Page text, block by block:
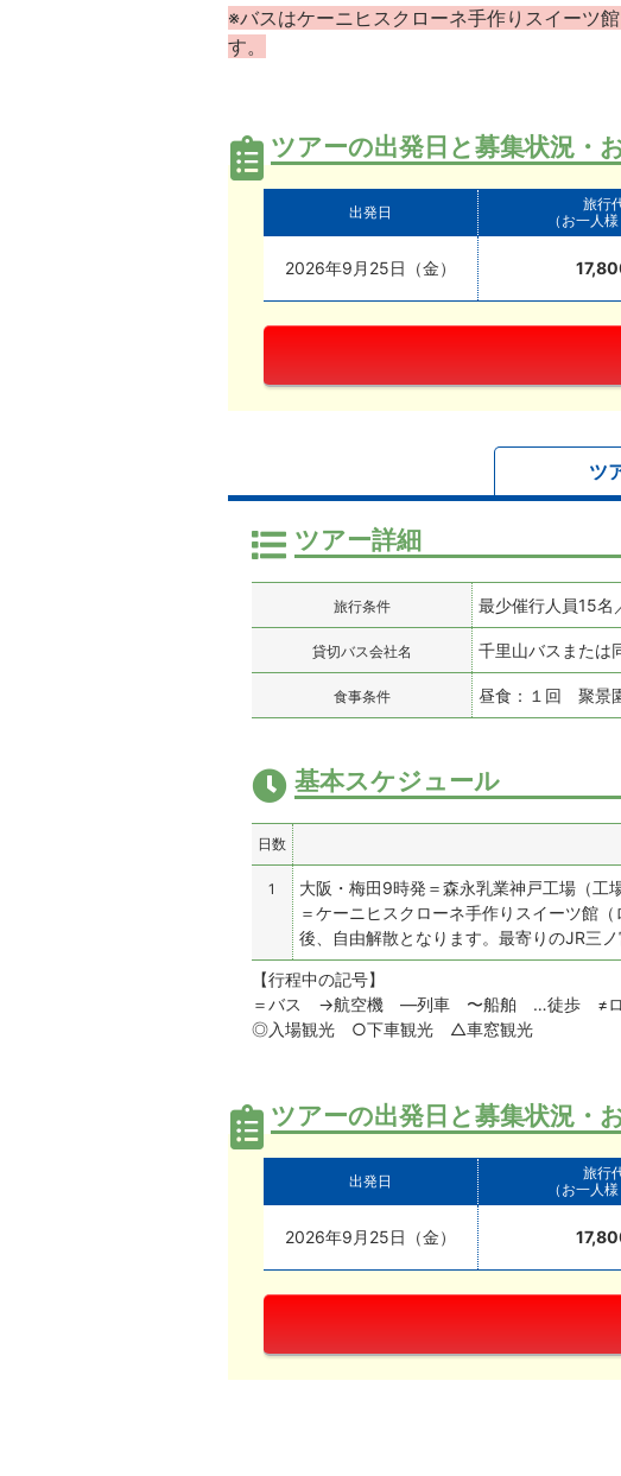
※バスはケーニヒスクローネ手作りスイーツ
す。
ツアーの出発日と募集状況・
出発日
旅行
（お一人
2026年9月25日（金）
ツ
ツアー詳細
旅行条件 最少催行人員15名
貸切バス会社名 千里山バスまたは
食事条件 昼食：１回 聚景
基本スケジュール
日数
1
大阪・梅田9時発＝森永乳業神戸工場（工
＝ケーニヒスクローネ手作りスイーツ館
後、自由解散となります。最寄りのJR三ノ
【行程中の記号】
＝バス →航空機 —列車 〜船舶 …徒歩 ≠ロ
◎入場観光 ○下車観光 △車窓観光
ツアーの出発日と募集状況・
出発日
旅行
（お一人
2026年9月25日（金）